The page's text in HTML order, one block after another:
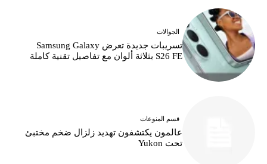
الجوالات
تسريبات جديدة تعرض Samsung Galaxy
S26 FE بثلاثة ألوان مع تفاصيل تقنية كاملة
قسم المنوعات
عالمون يكتشفون تهديد زلزال ضخم مختبئ
تحت Yukon